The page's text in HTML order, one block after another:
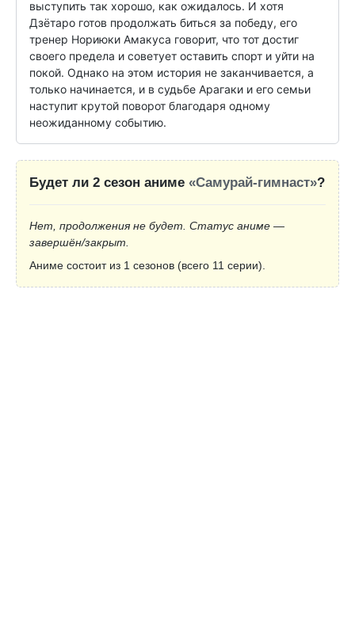
выступить так хорошо, как ожидалось. И хотя
Дзётаро готов продолжать биться за победу, его
тренер Нориюки Амакуса говорит, что тот достиг
своего предела и советует оставить спорт и уйти на
покой. Однако на этом история не заканчивается, а
только начинается, и в судьбе Арагаки и его семьи
наступит крутой поворот благодаря одному
неожиданному событию.
Будет ли 2 сезон аниме «Самурай-гимнаст»?
Нет, продолжения не будет. Статус аниме —
завершён/закрыт.
Аниме состоит из 1 сезонов (всего 11 серии).